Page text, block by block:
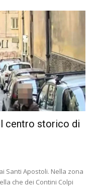
centro storico di
Santi Apostoli. Nella zona
che dei Contini Colpi